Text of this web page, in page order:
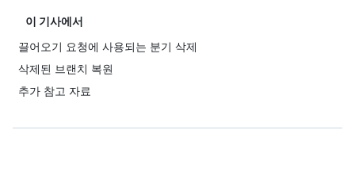
이 기사에서
끌어오기 요청에 사용되는 분기 삭제
삭제된 브랜치 복원
추가 참고 자료